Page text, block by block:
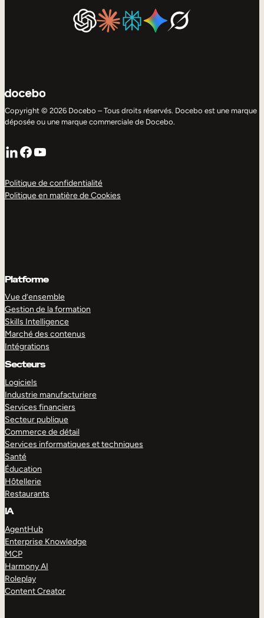
Copyright © 2026 Docebo – Tous droits réservés. Docebo est une marque
déposée ou une marque commerciale de Docebo.
LinkedIn
Facebook
YouTube
Politique de confidentialité
Politique en matière de Cookies
Platforme
Vue d’ensemble
Gestion de la formation
Skills Intelligence
Marché des contenus
Intégrations
Secteurs
Logiciels
Industrie manufacturiere
Services financiers
Secteur publique
Commerce de détail
Services informatiques et techniques
Santé
Éducation
Hôtellerie
Restaurants
IA
AgentHub
Enterprise Knowledge
MCP
Harmony AI
Roleplay
Content Creator